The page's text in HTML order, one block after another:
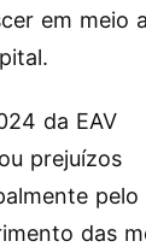
em meio a
da EAV
prejuízos
pelo
das